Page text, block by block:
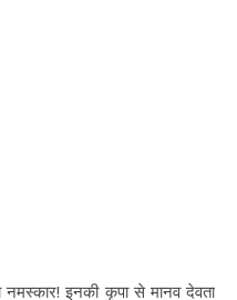
नमस्कार! इनकी कृपा से मानव देवता